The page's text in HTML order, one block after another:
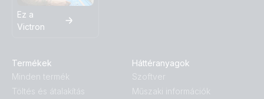
Ez a
Victron
Termékek
Minden termék
Töltés és átalakítás
Háttéranyagok
Szoftver
Műszaki információk